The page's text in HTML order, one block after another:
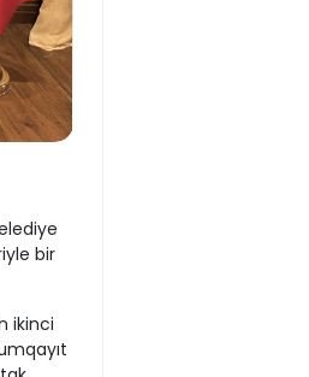
bir
ikinci